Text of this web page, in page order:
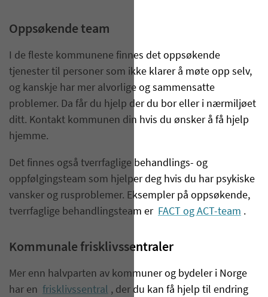
Oppsøkende team
I de fleste kommunene finnes det oppsøkende
tjenester til personer som ikke klarer å møte opp selv,
og kanskje har mer alvorlige og sammensatte
problemer. Da får du hjelp der du bor eller i nærmiljøet
ditt. Kontakt kommunen din hvis du ønsker å få hjelp
hjemme.
Det finnes også tverrfaglige behandlings- og
oppfølgingsteam som hjelper deg hvis du har psykiske
vansker og rusproblemer. Eksempler på oppsøkende,
tverrfaglige behandlingsteam er FACT og ACT-team .
Kommunale frisklivssentraler
Mer enn halvparten av kommuner og bydeler i Norge
har en frisklivssentral , der du kan få hjelp til endring